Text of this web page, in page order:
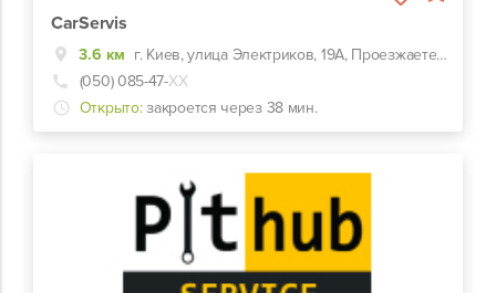
CarServis
3.6 км
г. Киев, улица Электриков, 19А, Проезжаете гаражный кооператив, справа фасад.
(050) 085-47-ХХ
Открыто: закроется через 38 мин.